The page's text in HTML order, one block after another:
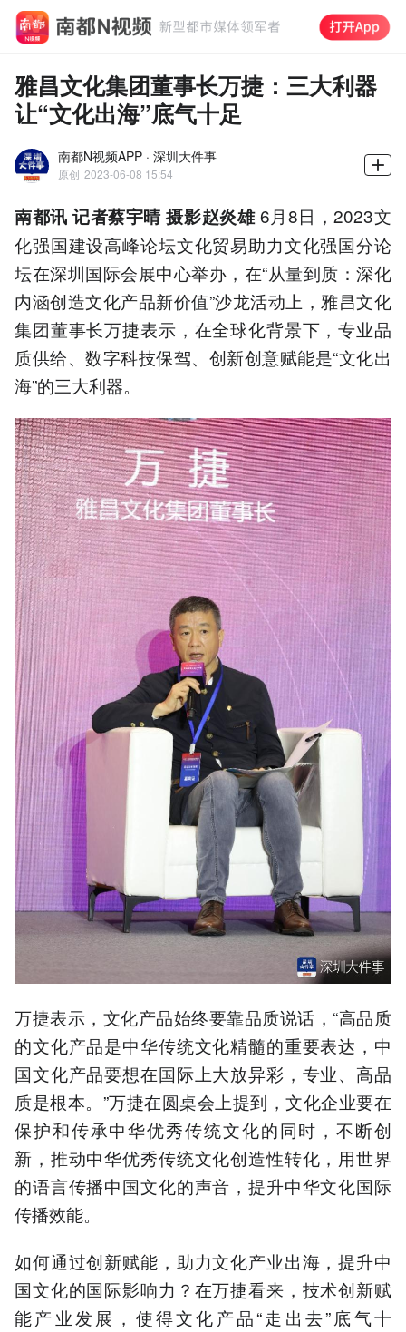
雅昌文化集团董事长万捷：三大利器
让“文化出海”底气十足
南都N视频APP · 深圳大件事
原创 2023-06-08 15:54
南都讯 记者蔡宇晴 摄影赵炎雄6月8日，2023文
化强国建设高峰论坛文化贸易助力文化强国分论
坛在深圳国际会展中心举办，在“从量到质：深化
内涵创造文化产品新价值”沙龙活动上，雅昌文化
集团董事长万捷表示，在全球化背景下，专业品
质供给、数字科技保驾、创新创意赋能是“文化出
海”的三大利器。
万捷表示，文化产品始终要靠品质说话，“高品质
的文化产品是中华传统文化精髓的重要表达，中
国文化产品要想在国际上大放异彩，专业、高品
质是根本。”万捷在圆桌会上提到，文化企业要在
保护和传承中华优秀传统文化的同时，不断创
新，推动中华优秀传统文化创造性转化，用世界
的语言传播中国文化的声音，提升中华文化国际
传播效能。
如何通过创新赋能，助力文化产业出海，提升中
国文化的国际影响力？在万捷看来，技术创新赋
能产业发展，使得文化产品“走出去”底气十